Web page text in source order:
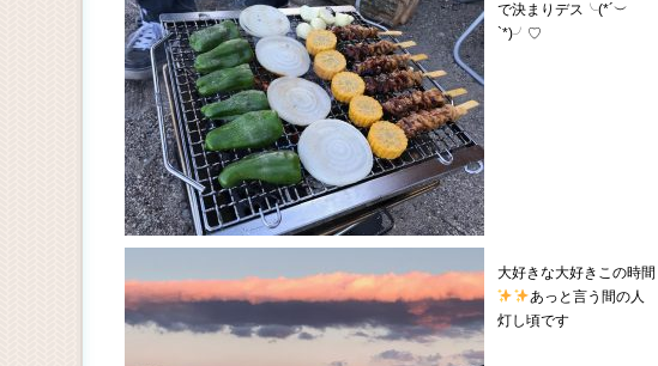
で決まりデス╰(*´︶
`*)╯♡
大好きな大好きこの時間
あっと言う間の人
灯し頃です